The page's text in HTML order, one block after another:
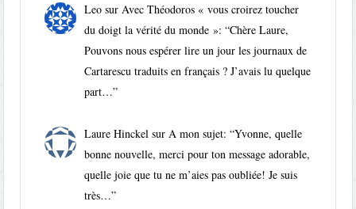
Leo sur Avec Théodoros « vous croirez toucher
du doigt la vérité du monde »: “Chère Laure,
Pouvons nous espérer lire un jour les journaux de
Cartarescu traduits en français ? J’avais lu quelque
part…”
Laure Hinckel sur A mon sujet: “Yvonne, quelle
bonne nouvelle, merci pour ton message adorable,
quelle joie que tu ne m’aies pas oubliée! Je suis
très…”